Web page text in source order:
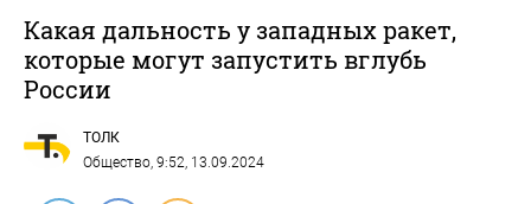
Какая дальность у западных ракет,
которые могут запустить вглубь
России
ТОЛК
Общество, 9:52, 13.09.2024